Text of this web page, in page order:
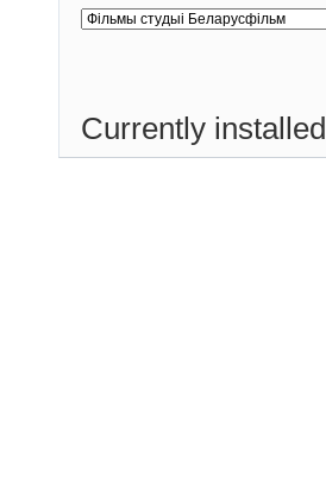
Currently installed